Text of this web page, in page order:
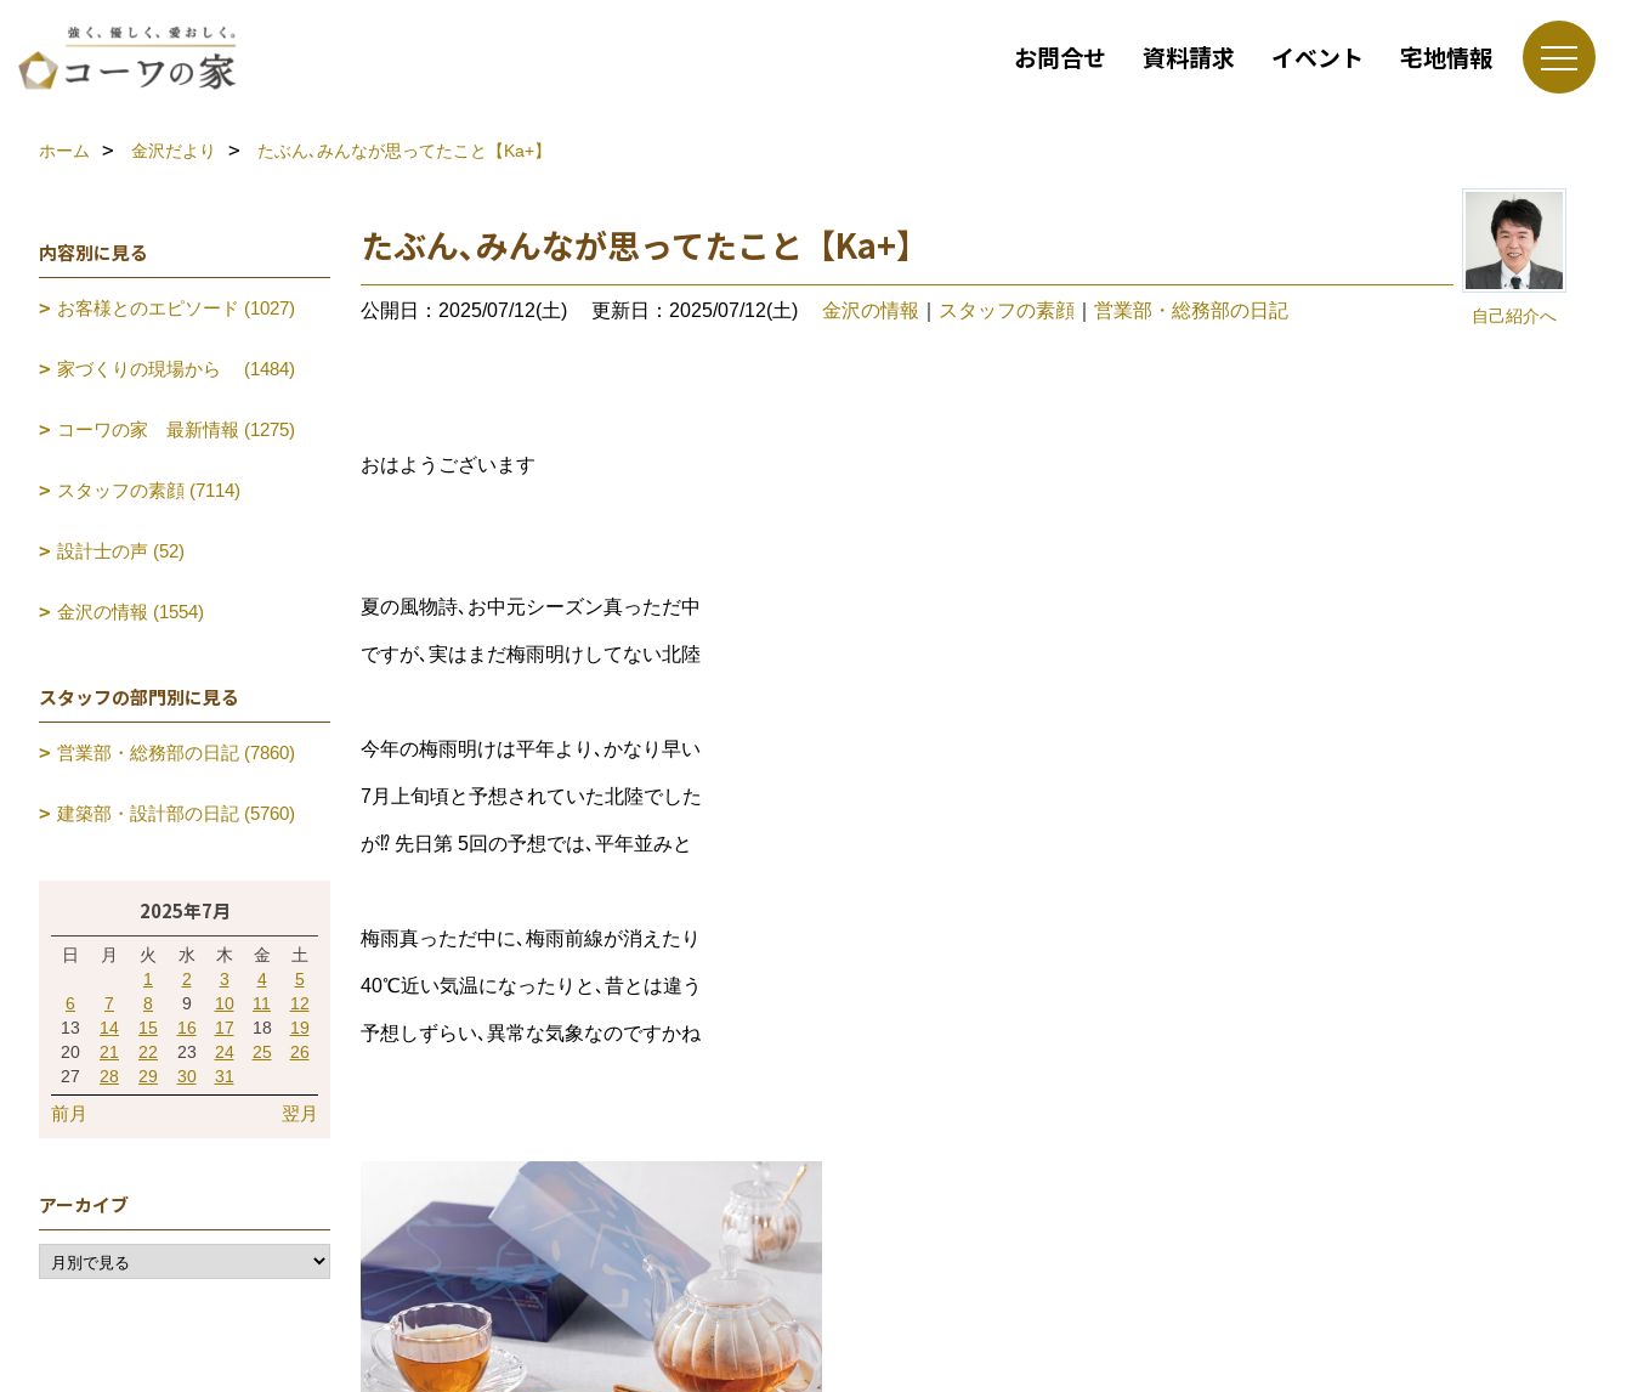
お問合せ 資料請求 イベント 宅地情報
ホーム 金沢だより たぶん､みんなが思ってたこと【Ka+】
自己紹介へ
たぶん､みんなが思ってたこと【Ka+】
公開日：2025/07/12(土) 更新日：2025/07/12(土) 金沢の情報 スタッフの素顔 営業部・総務部の日記
おはようございます
夏の風物詩､お中元シーズン真っただ中
ですが､実はまだ梅雨明けしてない北陸
今年の梅雨明けは平年より､かなり早い
7月上旬頃と予想されていた北陸でした
が⁉ 先日第 5回の予想では､平年並みと
梅雨真っただ中に､梅雨前線が消えたり
40℃近い気温になったりと､昔とは違う
予想しずらい､異常な気象なのですかね
内容別に見る
お客様とのエピソード (1027)
家づくりの現場から (1484)
コーワの家 最新情報 (1275)
スタッフの素顔 (7114)
設計士の声 (52)
金沢の情報 (1554)
スタッフの部門別に見る
営業部・総務部の日記 (7860)
建築部・設計部の日記 (5760)
2025年7月
日 月 火 水 木 金
土
1
2 3 4
5
6
7 8 9 10 11
12
13
14 15 16 17 18
19
20
21 22 23 24 25
26
27
28 29 30 31
前月 翌月
アーカイブ